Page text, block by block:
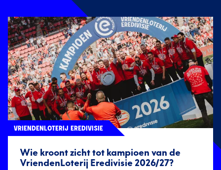
Wie kroont zicht tot kampioen van de
VriendenLoterij Eredivisie 2026/27?
VRIENDENLOTERIJ EREDIVISIE